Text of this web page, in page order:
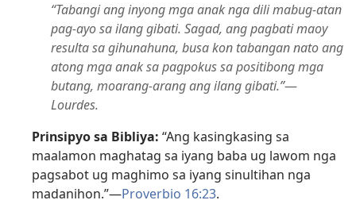
“Tabangi ang inyong mga anak nga dili mabug-atan
pag-ayo sa ilang gibati. Sagad, ang pagbati maoy
resulta sa gihunahuna, busa kon tabangan nato ang
atong mga anak sa pagpokus sa positibong mga
butang, moarang-arang ang ilang gibati.”​—
Lourdes.
Prinsipyo sa Bibliya: “Ang kasingkasing sa
maalamon maghatag sa iyang baba ug lawom nga
pagsabot ug maghimo sa iyang sinultihan nga
madanihon.”​—Proverbio 16:23.